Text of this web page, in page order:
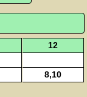
12
8,10